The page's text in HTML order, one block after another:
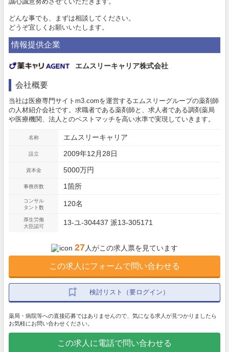
どんな事でも、まずは相談してください。
どうぞ宜しくお願いいたします。
情報提供企業
エムスリーキャリア株式会社
会社概要
当社は医療専門サイトm3.comを運営するエムスリーグループの薬剤師
の人材紹介会社です。求職者である薬剤師と、求人者である調剤薬局
や医療機関、法人とのベストマッチを高い水準で実現していきます。
名称 エムスリーキャリア
設立 2009年12月28日
資本金 5000万円
事務所数 1箇所
コンサル
タント数
120名
厚生労働
大臣認可
13-ユ-304437 派13-305171
27人がこの求人票を見ています
この求人にフォームで問い合わせる
検討リスト（要ログイン）
薬局・病院等への直接応募ではありませんので、気になる求人が見つかりましたら
お気軽にお問い合わせください。
この求人に電話で問い合わせる